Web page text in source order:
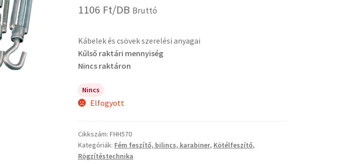
1106 Ft/DB Bruttó
Kábelek és csövek szerelési anyagai
Kűlső raktári mennyiség
Nincs raktáron
Nincs
Elfogyott
Cikkszám: FHH570
Kategóriák: Fém feszítő, bilincs, karabiner, Kötélfeszítő,
Rögzítéstechnika